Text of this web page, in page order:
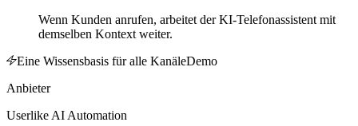
Wenn Kunden anrufen, arbeitet der KI-Telefonassistent mit
demselben Kontext weiter.
Eine Wissensbasis für alle KanäleDemo
Anbieter
Userlike AI Automation